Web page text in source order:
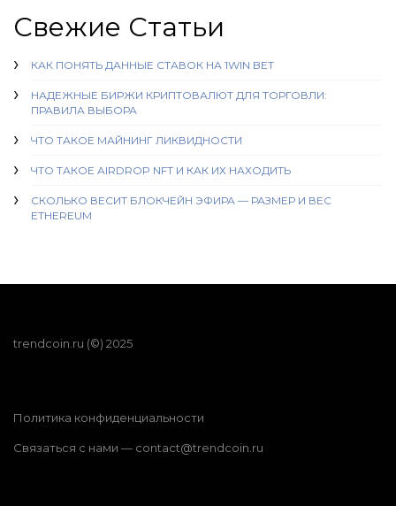
Свежие Статьи
КАК ПОНЯТЬ ДАННЫЕ СТАВОК НА 1WIN BET
НАДЕЖНЫЕ БИРЖИ КРИПТОВАЛЮТ ДЛЯ ТОРГОВЛИ:
ПРАВИЛА ВЫБОРА
ЧТО ТАКОЕ МАЙНИНГ ЛИКВИДНОСТИ
ЧТО ТАКОЕ AIRDROP NFT И КАК ИХ НАХОДИТЬ
СКОЛЬКО ВЕСИТ БЛОКЧЕЙН ЭФИРА — РАЗМЕР И ВЕС
ETHEREUM
trendcoin.ru (©) 2025
Политика конфиденциальности
Связаться с нами — contact@trendcoin.ru